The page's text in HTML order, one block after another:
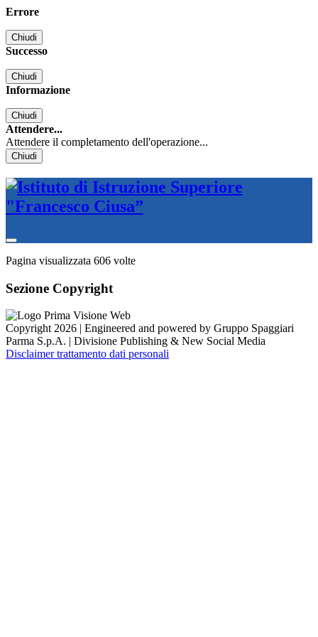
Errore
Chiudi
Successo
Chiudi
Informazione
Chiudi
Attendere...
Attendere il completamento dell'operazione...
Chiudi
Pagina visualizzata 606 volte
Sezione Copyright
Copyright 2026 | Engineered and powered by Gruppo Spaggiari
Parma S.p.A. | Divisione Publishing & New Social Media
Disclaimer trattamento dati personali